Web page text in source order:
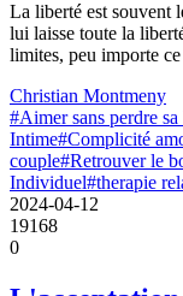
La liberté est souvent
lui laisse toute la
limites, peu importe ce
Christian Montmeny
#Aimer sans perdre
Intime#Complicité
couple#Retrouver le
Individuel#therapie
2024-04-12
19168
0